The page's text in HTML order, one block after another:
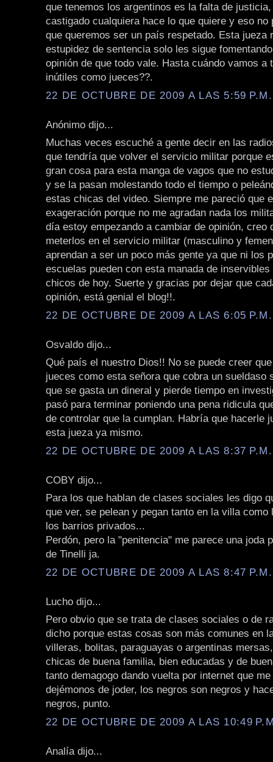
que tenemos los argentinos es la falta de
castigado cualquiera hace lo que quiere y eso no
que queremos ser un país respetado. Esta jueza
estupidez de sentencia solo les sigue
opinión de que todo vale. Hasta cuándo vamos a
inútiles como jueces??.
22 DE OCTUBRE DE 2009 A LAS 5:59 P.M.
Anónimo dijo...
Muchas veces escuché a gente decir en las
que tendría que volver el servicio militar porque
gran cosa para esta manga de vagos que no
y se la pasan molestando todo el tiempo o
estas chicas del video. Siempre me pareció que
exageración porque no me agradan nada los
día estoy empezando a cambiar de opinión, creo
meterlos en el servicio militar (masculino y
aprendan a ser un poco más gente ya que ni los
escuelas pueden con esta manada de
chicos de hoy. Suerte y gracias por dejar que
opinión, está genial el blog!!.
22 DE OCTUBRE DE 2009 A LAS 6:05 P.M.
Osvaldo dijo...
Qué país el nuestro Dios!! No se puede creer
jueces como esta señora que cobra un sueldaso
que se gasta un dineral y pierde tiempo en
pasó para terminar poniendo una pena ridicula
de controlar que la cumplan. Habría que hacerle
esta jueza ya mismo.
22 DE OCTUBRE DE 2009 A LAS 8:37 P.M.
COBY dijo...
Para los que hablan de clases sociales les digo
que ver, se pelean y pegan tanto en la villa como
los barrios privados...
Perdón, pero la "penitencia" me parece una joda
de Tinelli ja.
22 DE OCTUBRE DE 2009 A LAS 8:47 P.M.
Lucho dijo...
Pero obvio que se trata de clases sociales o de
dicho porque estas cosas son más comunes en
villeras, bolitas, paraguayas o argentinas
chicas de buena familia, bien educadas y de
tanto demagogo dando vuelta por internet que
dejémonos de joder, los negros son negros y
negros, punto.
22 DE OCTUBRE DE 2009 A LAS 10:49
Analía dijo...